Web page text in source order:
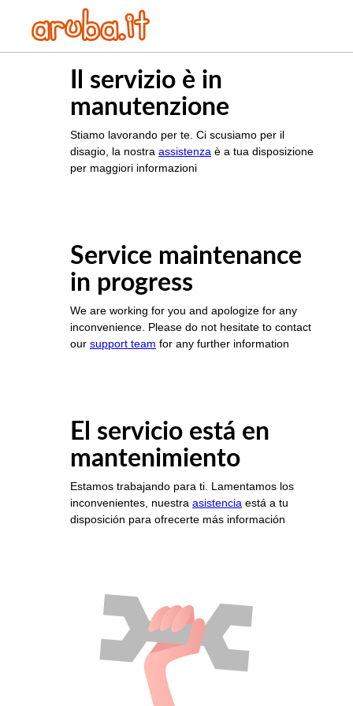
Il servizio è in
manutenzione
Stiamo lavorando per te. Ci scusiamo per il
disagio, la nostra assistenza è a tua disposizione
per maggiori informazioni
Service maintenance
in progress
We are working for you and apologize for any
inconvenience. Please do not hesitate to contact
our support team for any further information
El servicio está en
mantenimiento
Estamos trabajando para ti. Lamentamos los
inconvenientes, nuestra asistencia está a tu
disposición para ofrecerte más información